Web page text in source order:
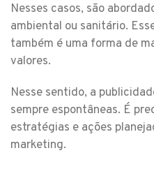
Nesses casos, são
ambiental ou sanitário.
também é uma forma de
valores.
Nesse sentido, a
sempre espontâneas. É
estratégias e ações
marketing.